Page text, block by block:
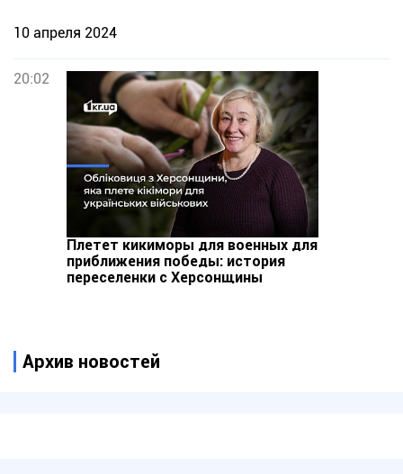
10 апреля 2024
20:02
Плетет кикиморы для военных для
приближения победы: история
переселенки с Херсонщины
Архив новостей